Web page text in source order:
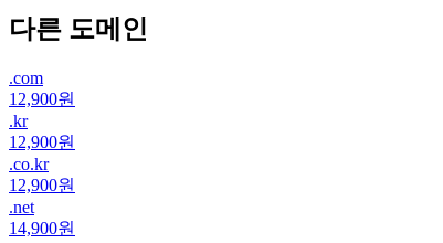
다른 도메인
.com
12,900원
.kr
12,900원
.co.kr
12,900원
.net
14,900원